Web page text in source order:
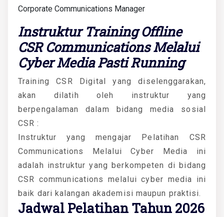
Corporate Communications Manager
Instruktur Training Offline
CSR Communications Melalui
Cyber Media Pasti Running
Training CSR Digital yang diselenggarakan,
akan dilatih oleh instruktur yang
berpengalaman dalam bidang media sosial
CSR :
Instruktur yang mengajar Pelatihan CSR
Communications Melalui Cyber Media ini
adalah instruktur yang berkompeten di bidang
CSR communications melalui cyber media ini
baik dari kalangan akademisi maupun praktisi.
Jadwal Pelatihan Tahun 2026